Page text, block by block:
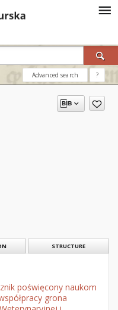
Advanced search ?
STRUCTURE
poświęcony naukom
grona